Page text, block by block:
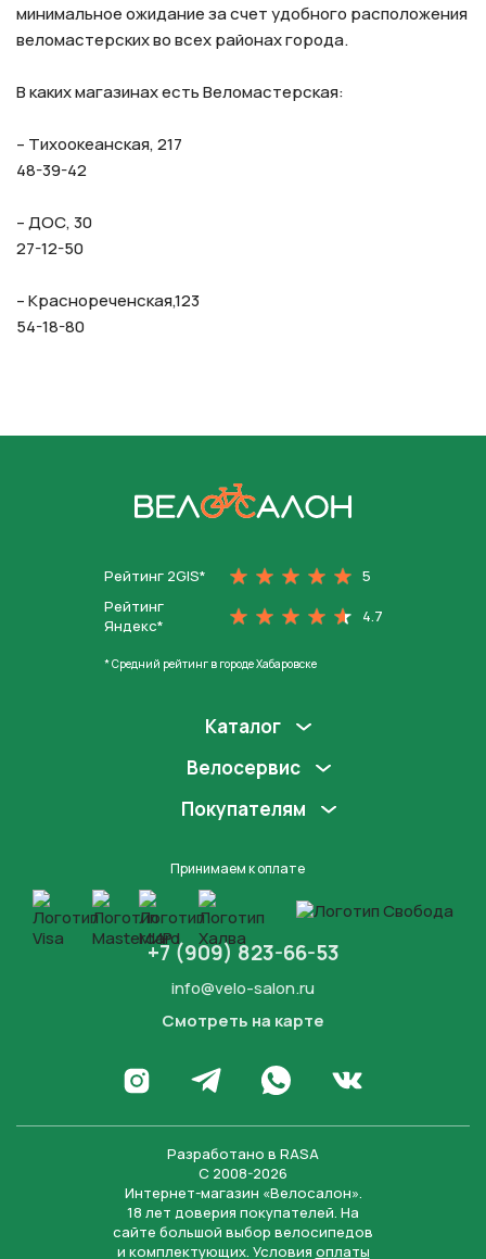
минимальное ожидание за счет удобного расположения
веломастерских во всех районах города.
В каких магазинах есть Веломастерская:
– Тихоокеанская, 217
48-39-42
– ДОС, 30
27-12-50
– Краснореченская,123
54-18-80
Рейтинг 2GIS*
5
Рейтинг
Яндекс*
4.7
* Средний рейтинг в городе Хабаровске
Каталог
Велосервис
Покупателям
Принимаем к оплате
+7 (909) 823-66-53
info@velo-salon.ru
Смотреть на карте
Перейти в Инстаграм
Написать в Телеграм
Написать в WhatsApp
Перейти во
Разработано в RASA
С 2008-2026
Интернет-магазин «Велосалон».
18 лет доверия покупателей. На
сайте большой выбор велосипедов
и комплектующих. Условия оплаты